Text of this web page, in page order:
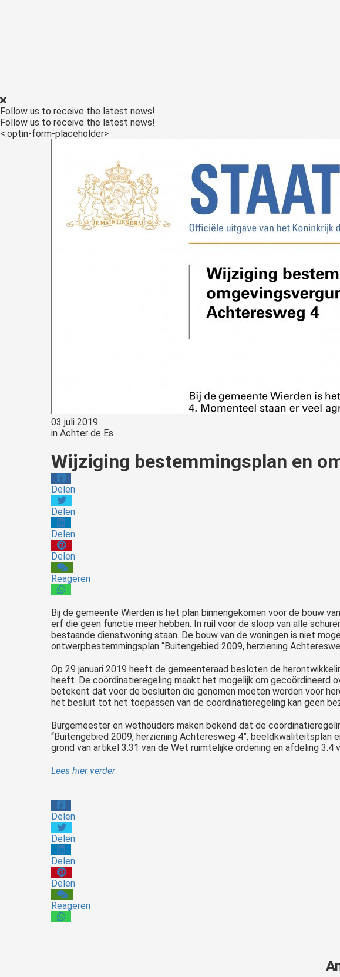
Follow us to receive the latest news!
Follow us to receive the latest news!
<:optin-form-placeholder>
03 juli 2019
in Achter de Es
Wijziging bestemmingsplan en
Delen
Delen
Delen
Delen
Reageren
Bij de gemeente Wierden is het plan binnengekomen voor de bouw
erf die geen functie meer hebben. In ruil voor de sloop van alle
bestaande dienstwoning staan. De bouw van de woningen is niet
ontwerpbestemmingsplan “Buitengebied 2009, herziening
Op 29 januari 2019 heeft de gemeenteraad besloten de
heeft. De coördinatieregeling maakt het mogelijk om gecoördineerd
betekent dat voor de besluiten die genomen moeten worden voor
het besluit tot het toepassen van de coördinatieregeling kan geen
Burgemeester en wethouders maken bekend dat de
“Buitengebied 2009, herziening Achteresweg 4”,
grond van artikel 3.31 van de Wet ruimtelijke ordening en afdeling
Lees hier verder
Delen
Delen
Delen
Delen
Reageren